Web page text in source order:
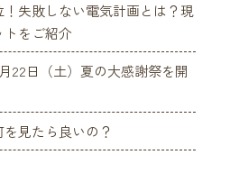
失敗しない電気計画とは？現
をご紹介
22日（土）夏の大感謝祭を開
見たら良いの？